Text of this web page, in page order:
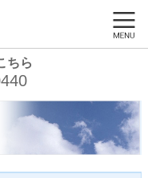
ちら